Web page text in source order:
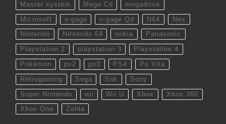
Master system Mega Cd megadrive
Microsoft n-gage n-gage Qd N64 Nes
Nintendo Nintendo 64 nokia Panasonic
Playstation 2 playstation 3 Playstation 4
Pokémon ps2 ps3 PS4 Ps Vita
Rétrogaming Sega Snk Sony
Super Nintendo wii Wii U Xbox Xbox 360
Xbox One Zelda